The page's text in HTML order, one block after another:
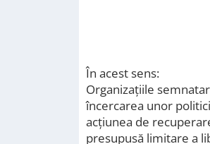
În acest sens:
Organizațiile
încercarea unor
acţiunea de
presupusă limitare a